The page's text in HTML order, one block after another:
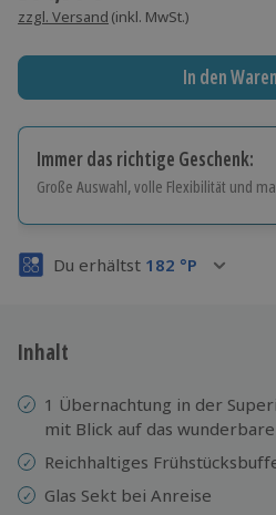
zzgl. Versand (inkl. MwSt.)
In den
Immer das richtige Geschenk:
Große Auswahl, volle Flexibilität und
Volle Flexibilität
3 Jahre gültig & verlängerbar.
Du erhältst 182 °P
Inhalt
1 Übernachtung in der
mit Blick auf das
Reichhaltiges
Glas Sekt bei Anreise